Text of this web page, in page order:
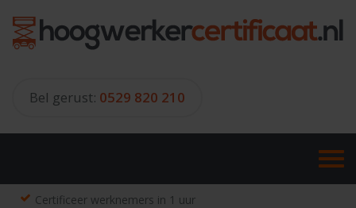
content
Bel gerust: 0529 820 210
Certificeer werknemers in 1 uur